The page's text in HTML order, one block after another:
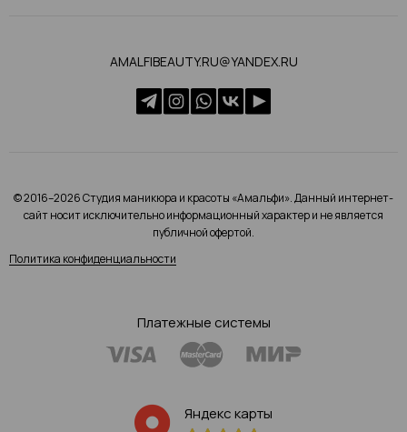
AMALFIBEAUTY.RU@YANDEX.RU
© 2016–2026 Студия маникюра и красоты «Амальфи». Данный интернет-
сайт носит исключительно информационный характер и не является
публичной офертой.
Политика конфиденциальности
Платежные системы
Яндекс карты